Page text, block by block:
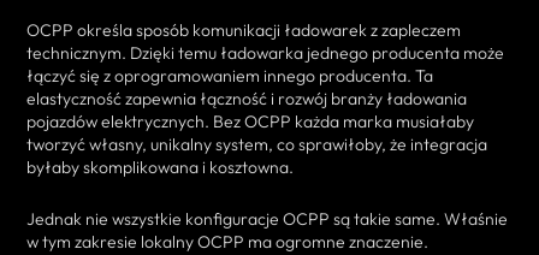
OCPP określa sposób komunikacji ładowarek z zapleczem
technicznym. Dzięki temu ładowarka jednego producenta może
łączyć się z oprogramowaniem innego producenta. Ta
elastyczność zapewnia łączność i rozwój branży ładowania
pojazdów elektrycznych. Bez OCPP każda marka musiałaby
tworzyć własny, unikalny system, co sprawiłoby, że integracja
byłaby skomplikowana i kosztowna.
Jednak nie wszystkie konfiguracje OCPP są takie same. Właśnie
w tym zakresie lokalny OCPP ma ogromne znaczenie.